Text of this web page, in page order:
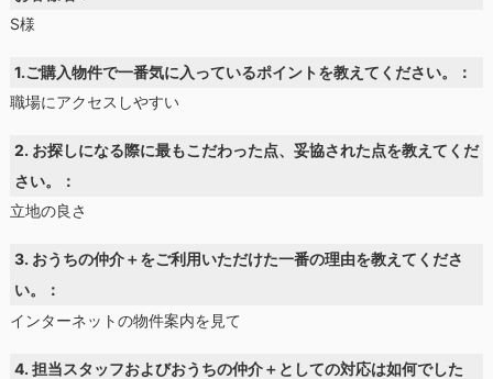
S様
1.ご購入物件で一番気に入っているポイントを教えてください。：
職場にアクセスしやすい
2. お探しになる際に最もこだわった点、妥協された点を教えてくだ
さい。：
立地の良さ
3. おうちの仲介＋をご利用いただけた一番の理由を教えてくださ
い。：
インターネットの物件案内を見て
4. 担当スタッフおよびおうちの仲介＋としての対応は如何でした